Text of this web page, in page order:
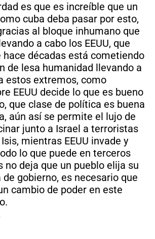
es que es increíble que un
cuba deba pasar por esto,
al bloque inhumano que
a cabo los EEUU, que
hace décadas está cometiendo
de lesa humanidad llevando a
estos extremos, como
EEUU decide lo que es bueno
que clase de política es buena
aún así se permite el lujo de
junto a Israel a terroristas
mientras EEUU invade y
lo que puede en terceros
no deja que un pueblo elija su
gobierno, es necesario que
cambio de poder en este